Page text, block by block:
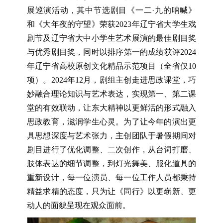
展巡演活动，其中节选剧目《一二·九的呐喊》
和《大年夜的守望》荣获2023年辽宁省大学生戏
剧节及辽宁省大中小学生艺术展演的最佳剧目奖
与优秀剧目奖，同时以排序第一的成绩获评2024
年辽宁省高校原创文化精品示范项目（全省仅10
项）。2024年12月，剧组主创走进思政课堂，巧
妙融合理论知识与艺术表达，实现第一、第二课
堂的有效联动，让东大精神以更鲜活的形式融入
思政教育，滋润学生心灵。 为了让今年的演出更
具思想深度与艺术张力，主创团队于暑假期间对
剧目进行了优化调整、二次创作，从台词打磨、
肢体表达的细节调整，到灯光舞美、服化道具的
重新设计，每一位演员、每一位工作人员都秉持
精益求精的态度，只为让《同行》以更崭新、更
动人的面貌呈现在观众面前。